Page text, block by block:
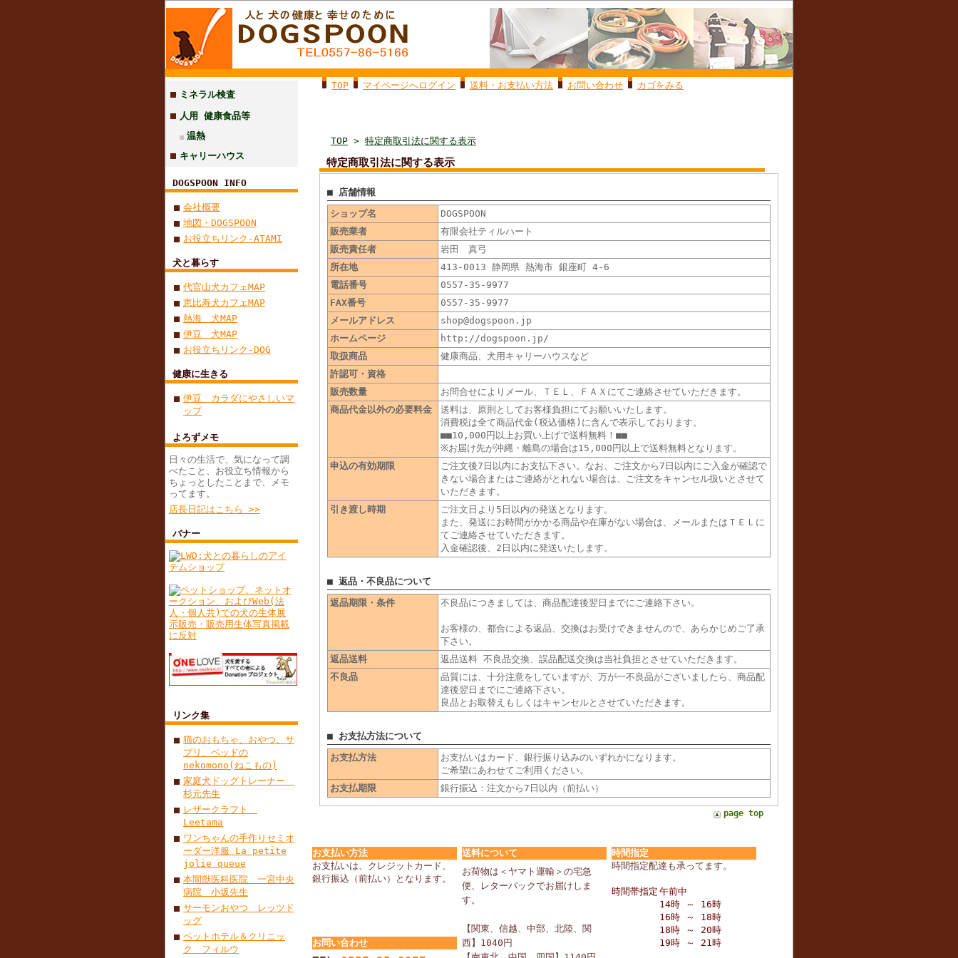
ミネラル検査
人用 健康食品等
温熱
キャリーハウス
DOGSPOON INFO
会社概要
地図・DOGSPOON
お役立ちリンク-ATAMI
犬と暮らす
代官山犬カフェMAP
恵比寿犬カフェMAP
熱海 犬MAP
伊豆 犬MAP
お役立ちリンク-DOG
健康に生きる
伊豆 カラダにやさしいマ
ップ
よろずメモ
日々の生活で、気になって調
べたこと、お役立ち情報から
ちょっとしたことまで、メモ
ってます。
店長日記はこちら >>
バナー
リンク集
猫のおもちゃ、おやつ、サ
プリ、ベッドの
nekomono(ねこもの)
家庭犬ドッグトレーナー
杉元先生
レザークラフト
Leetama
ワンちゃんの手作りセミオ
ーダー洋服 La petite
jolie queue
本間獣医科医院 一宮中央
病院 小坂先生
サーモンおやつ レッツド
ッグ
ペットホテル＆クリニッ
ク フィルウ
TOP マイページへログイン 送料・お支払い方法 お問い合わせ カゴをみる
TOP > 特定商取引法に関する表示
特定商取引法に関する表示
■ 店舗情報
ショップ名
DOGSPOON
販売業者
有限会社ティルハート
販売責任者
岩田 真弓
所在地
413-0013 静岡県 熱海市 銀座町 4-6
電話番号
0557-35-9977
FAX番号
0557-35-9977
メールアドレス
shop@dogspoon.jp
ホームページ
http://dogspoon.jp/
取扱商品
健康商品、犬用キャリーハウスなど
許認可・資格
販売数量
お問合せによりメール、ＴＥＬ、ＦＡＸにてご連絡させていただきます。
商品代金以外の必要料金
送料は、原則としてお客様負担にてお願いいたします。
消費税は全て商品代金(税込価格)に含んで表示しております。
■■10,000円以上お買い上げで送料無料！■■
※お届け先が沖縄・離島の場合は15,000円以上で送料無料となります。
申込の有効期限
ご注文後7日以内にお支払下さい。なお、ご注文から7日以内にご入金が確認で
きない場合またはご連絡がとれない場合は、ご注文をキャンセル扱いとさせて
いただきます。
引き渡し時期
ご注文日より5日以内の発送となります。
また、発送にお時間がかかる商品や在庫がない場合は、メールまたはＴＥＬに
てご連絡させていただきます。
入金確認後、2日以内に発送いたします。
■ 返品・不良品について
返品期限・条件
不良品につきましては、商品配達後翌日までにご連絡下さい。
お客様の、都合による返品、交換はお受けできませんので、あらかじめご了承
下さい。
返品送料
返品送料 不良品交換、誤品配送交換は当社負担とさせていただきます。
不良品
品質には、十分注意をしていますが、万が一不良品がございましたら、商品配
達後翌日までにご連絡下さい。
良品とお取替えもしくはキャンセルとさせていただきます。
■ お支払方法について
お支払方法
お支払いはカード、銀行振り込みのいずれかになります。
ご希望にあわせてご利用ください。
お支払期限
銀行振込：注文から7日以内（前払い）
page top
お支払い方法
お支払いは、クレジットカード、
銀行振込（前払い）となります。
お問い合わせ
送料について
お荷物は＜ヤマト運輸＞の宅急
便、レターパックでお届けしま
す。
【関東、信越、中部、北陸、関
西】1040円
時間指定
時間指定配達も承ってます。
時間帯指定 午前中
14時 ～ 16時
16時 ～ 18時
18時 ～ 20時
19時 ～ 21時